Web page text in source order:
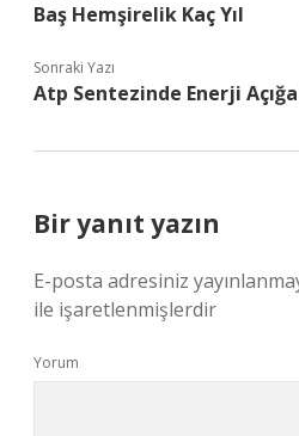
Baş Hemşirelik Kaç Yıl
Sonraki Yazı
Atp Sentezinde Enerji Açığa
Bir yanıt yazın
E-posta adresiniz
ile işaretlenmişlerdir
Yorum